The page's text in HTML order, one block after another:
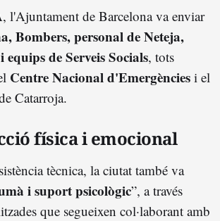
l'Ajuntament de Barcelona va enviar
Bombers, personal de Neteja,
de Serveis Socials, tots
Centre Nacional d'Emergències i el
Catarroja.
física i emocional
tècnica, la ciutat també va
i suport psicològic”, a través
que segueixen col·laborant amb